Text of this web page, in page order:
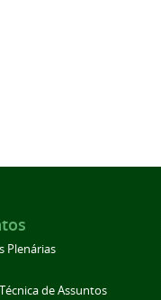
Plenárias
de Assuntos